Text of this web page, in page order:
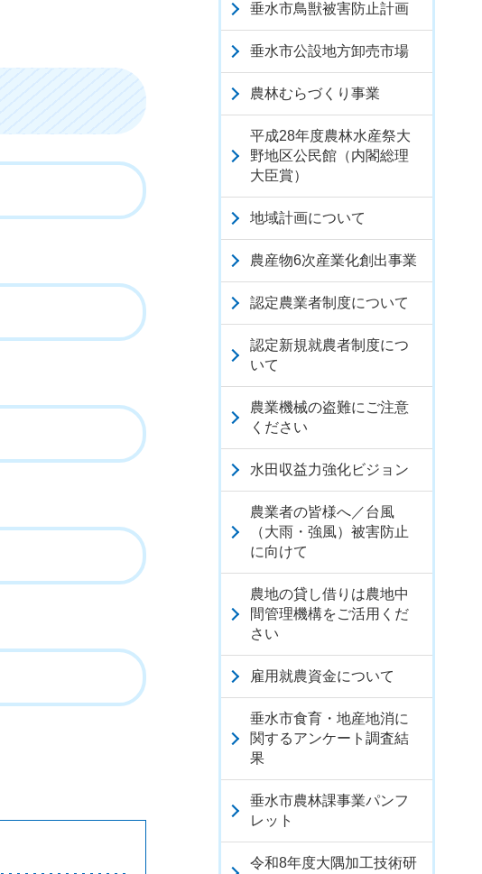
垂水市鳥獣被害防止計画
垂水市公設地方卸売市場
農林むらづくり事業
平成28年度農林水産祭大
野地区公民館（内閣総理
大臣賞）
地域計画について
農産物6次産業化創出事業
認定農業者制度について
認定新規就農者制度につ
いて
農業機械の盗難にご注意
ください
水田収益力強化ビジョン
農業者の皆様へ／台風
（大雨・強風）被害防止
に向けて
農地の貸し借りは農地中
間管理機構をご活用くだ
さい
雇用就農資金について
垂水市食育・地産地消に
関するアンケート調査結
果
垂水市農林課事業パンフ
レット
令和8年度大隅加工技術研